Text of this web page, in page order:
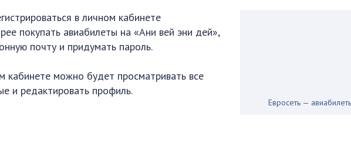
Евросеть —
в личном кабинете
покупать авиабилеты на «Ани вей эни дей»,
почту и придумать пароль.
кабинете можно будет просматривать все
и редактировать профиль.